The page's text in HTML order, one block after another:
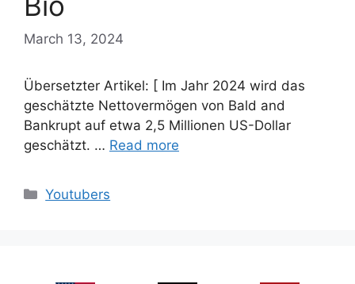
March 13, 2024
Übersetzter Artikel: [ Im Jahr 2024 wird das
geschätzte Nettovermögen von Bald and
Bankrupt auf etwa 2,5 Millionen US-Dollar
geschätzt. … Read more
Categories
Youtubers